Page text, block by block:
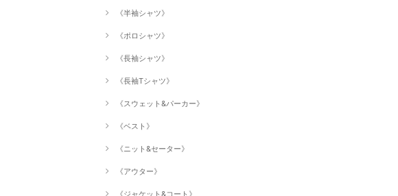
《半袖シャツ》
《ポロシャツ》
《長袖シャツ》
《長袖Tシャツ》
《スウェット&パーカー》
《ベスト》
《ニット&セーター》
《アウター》
《ジャケット&コート》